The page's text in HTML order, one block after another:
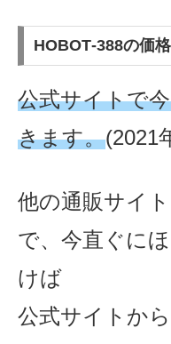
HOBOT‐388の価
公式サイトで
きます。(2021
他の通販サイ
で、 今直ぐに
けば
公式サイトか